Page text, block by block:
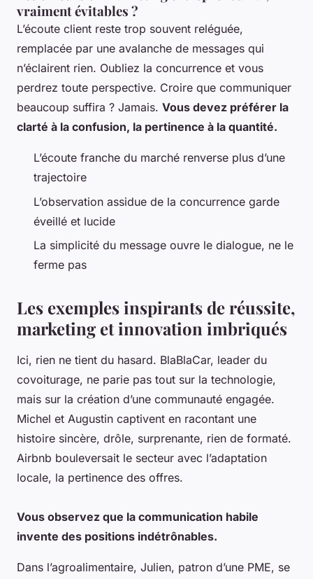
vraiment évitables ?
L’écoute client reste trop souvent reléguée,
remplacée par une avalanche de messages qui
n’éclairent rien. Oubliez la concurrence et vous
perdrez toute perspective. Croire que communiquer
beaucoup suffira ? Jamais. Vous devez préférer la
clarté à la confusion, la pertinence à la quantité.
L’écoute franche du marché renverse plus d’une
trajectoire
L’observation assidue de la concurrence garde
éveillé et lucide
La simplicité du message ouvre le dialogue, ne le
ferme pas
Les exemples inspirants de réussite,
marketing et innovation imbriqués
Ici, rien ne tient du hasard. BlaBlaCar, leader du
covoiturage, ne parie pas tout sur la technologie,
mais sur la création d’une communauté engagée.
Michel et Augustin captivent en racontant une
histoire sincère, drôle, surprenante, rien de formaté.
Airbnb bouleversait le secteur avec l’adaptation
locale, la pertinence des offres.
Vous observez que la communication habile
invente des positions indétrônables.
Dans l’agroalimentaire, Julien, patron d’une PME, se